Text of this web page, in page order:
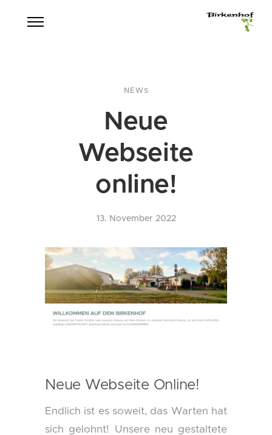
NEWS
Neue
Webseite
online!
13. November 2022
Neue Webseite Online!
Endlich ist es soweit, das Warten hat
sich gelohnt! Unsere neu gestaltete